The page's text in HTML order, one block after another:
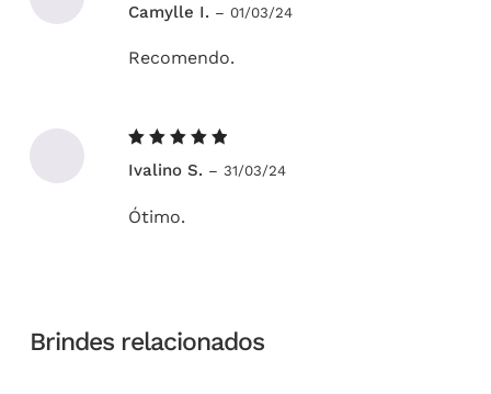
5de 5
Camylle I. – 01/03/24
Recomendo.
5de 5
Ivalino S. – 31/03/24
Ótimo.
Brindes relacionados